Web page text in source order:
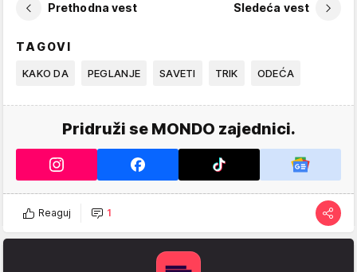
Prethodna vest Sledeća vest
TAGOVI
KAKO DA PEGLANJE SAVETI TRIK ODEĆA
Pridruži se MONDO zajednici.
Reaguj 1